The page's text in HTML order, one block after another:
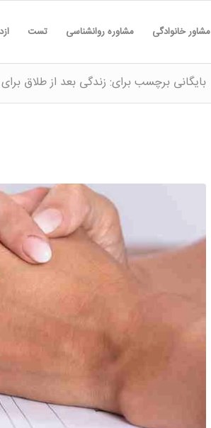
مشاور خانوادگی مشاوره روانشناسی تست
بایگانی برچسب برای: زندگی بعد از طلاق